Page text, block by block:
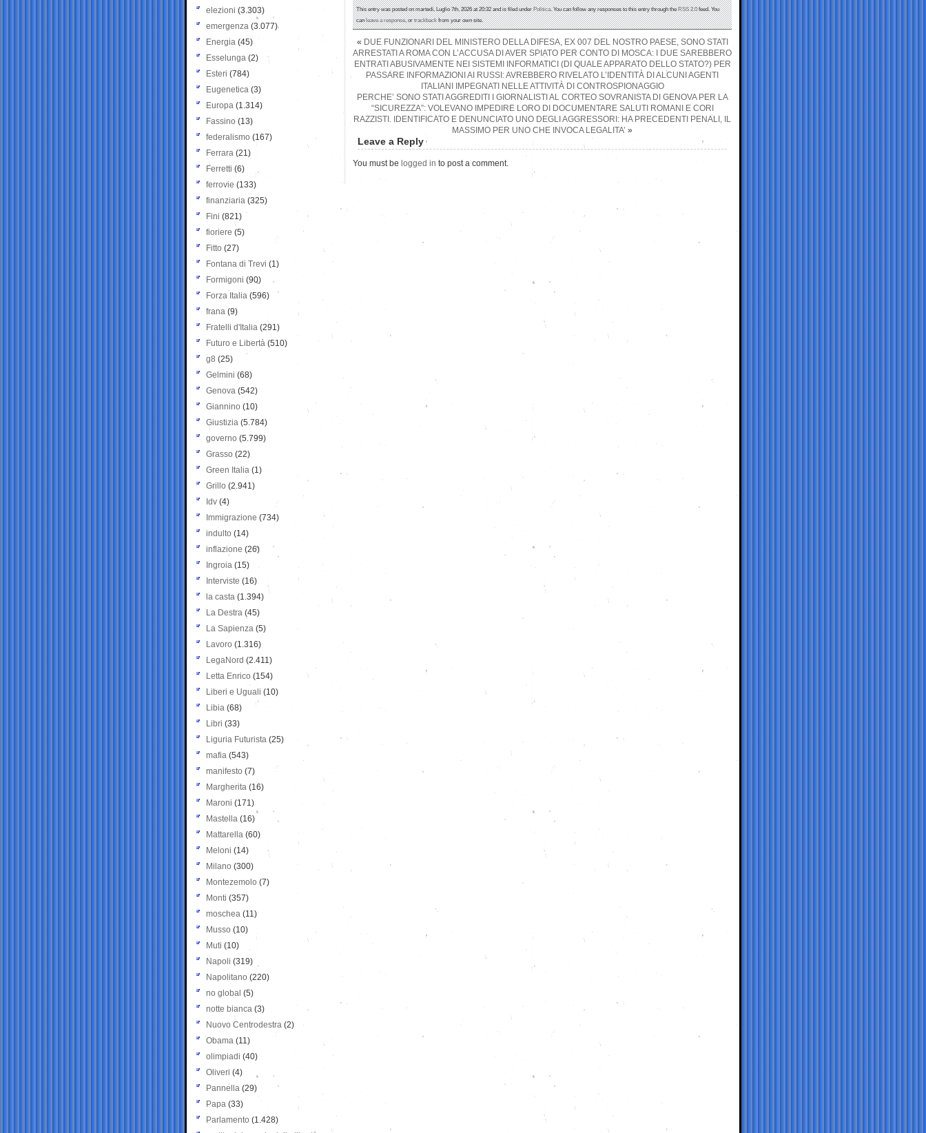
This entry was posted on martedì, Luglio 7th, 2026 at 20:32 and is filed underPolitica. You can follow any responses to this entry through theRSS 2.0feed. You
canleave a response, ortrackbackfrom your own site.
« DUE FUNZIONARI DEL MINISTERO DELLA DIFESA, EX 007 DEL NOSTRO PAESE, SONO STATI
ARRESTATI A ROMA CON L’ACCUSA DI AVER SPIATO PER CONTO DI MOSCA: I DUE SAREBBERO
ENTRATI ABUSIVAMENTE NEI SISTEMI INFORMATICI (DI QUALE APPARATO DELLO STATO?) PER
PASSARE INFORMAZIONI AI RUSSI: AVREBBERO RIVELATO L’IDENTITÀ DI ALCUNI AGENTI
ITALIANI IMPEGNATI NELLE ATTIVITÀ DI CONTROSPIONAGGIO
PERCHE’ SONO STATI AGGREDITI I GIORNALISTI AL CORTEO SOVRANISTA DI GENOVA PER LA
“SICUREZZA”: VOLEVANO IMPEDIRE LORO DI DOCUMENTARE SALUTI ROMANI E CORI
RAZZISTI. IDENTIFICATO E DENUNCIATO UNO DEGLI AGGRESSORI: HA PRECEDENTI PENALI, IL
MASSIMO PER UNO CHE INVOCA LEGALITA’ »
Leave a Reply
You must be logged in to post a comment.
elezioni (3.303)
emergenza (3.077)
Energia (45)
Esselunga (2)
Esteri (784)
Eugenetica (3)
Europa (1.314)
Fassino (13)
federalismo (167)
Ferrara (21)
Ferretti (6)
ferrovie (133)
finanziaria (325)
Fini (821)
fioriere (5)
Fitto (27)
Fontana di Trevi (1)
Formigoni (90)
Forza Italia (596)
frana (9)
Fratelli d'Italia (291)
Futuro e Libertà (510)
g8 (25)
Gelmini (68)
Genova (542)
Giannino (10)
Giustizia (5.784)
governo (5.799)
Grasso (22)
Green Italia (1)
Grillo (2.941)
Idv (4)
Immigrazione (734)
indulto (14)
inflazione (26)
Ingroia (15)
Interviste (16)
la casta (1.394)
La Destra (45)
La Sapienza (5)
Lavoro (1.316)
LegaNord (2.411)
Letta Enrico (154)
Liberi e Uguali (10)
Libia (68)
Libri (33)
Liguria Futurista (25)
mafia (543)
manifesto (7)
Margherita (16)
Maroni (171)
Mastella (16)
Mattarella (60)
Meloni (14)
Milano (300)
Montezemolo (7)
Monti (357)
moschea (11)
Musso (10)
Muti (10)
Napoli (319)
Napolitano (220)
no global (5)
notte bianca (3)
Nuovo Centrodestra (2)
Obama (11)
olimpiadi (40)
Oliveri (4)
Pannella (29)
Papa (33)
Parlamento (1.428)